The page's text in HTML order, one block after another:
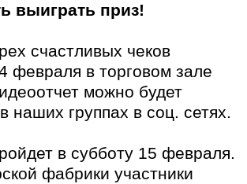
выиграть приз!
счастливых чеков
февраля в торговом зале
можно будет
наших группах в соц. сетях.
в субботу 15 февраля.
фабрики участники